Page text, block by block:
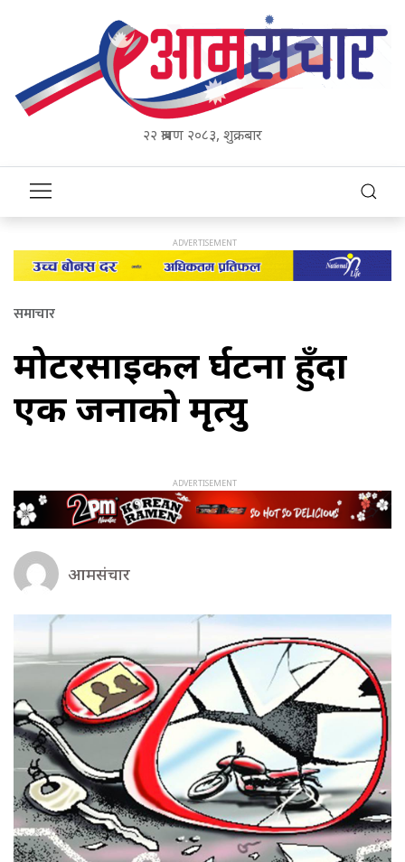
२२ श्रावण २०८३, शुक्रबार
समाचार
मोटरसाइकल दुर्घटना हुँदा
एक जनाको मृत्यु
आमसंचार